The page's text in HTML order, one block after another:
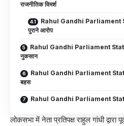
राजनीतिक विमर्श
Rahul Gandhi Parliament
पुराने आरोप
Rahul Gandhi Parliament
नुकसान
Rahul Gandhi Parliament
बहस
Rahul Gandhi Parliament
लोकसभा में नेता प्रतिपक्ष राहुल गांधी